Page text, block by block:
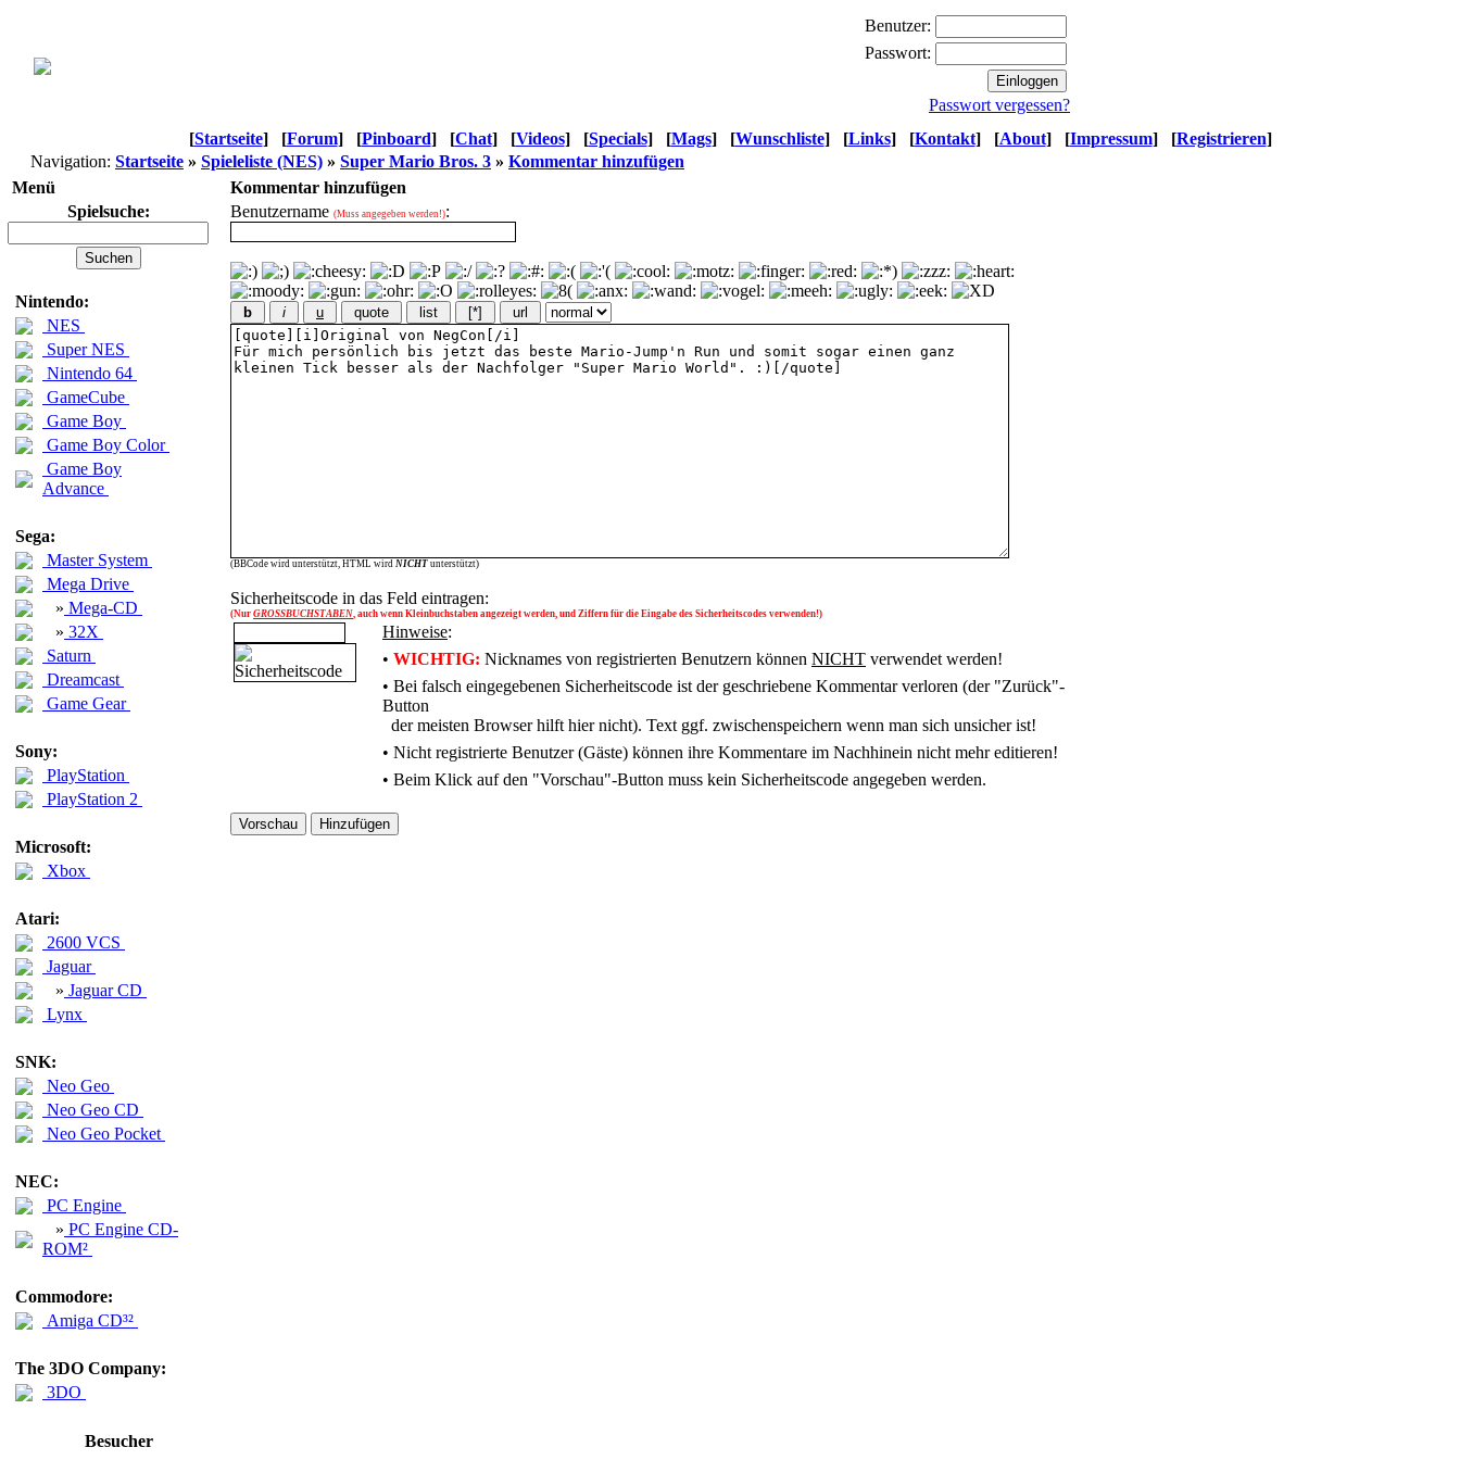
Benutzer:
Passwort:
Passwort vergessen?
[Startseite] [Forum] [Pinboard] [Chat] [Videos] [Specials] [Mags] [Wunschliste] [Links] [Kontakt] [About] [Impressum] [Registrieren]
Navigation: Startseite » Spieleliste (NES) » Super Mario Bros. 3 » Kommentar hinzufügen
Menü
Kommentar hinzufügen
Spielsuche:
Nintendo:
NES
Super NES
Nintendo 64
GameCube
Game Boy
Game Boy Color
Game Boy
Advance
Sega:
Master System
Mega Drive
» Mega-CD
» 32X
Saturn
Dreamcast
Game Gear
Sony:
PlayStation
PlayStation 2
Microsoft:
Xbox
Atari:
2600 VCS
Jaguar
» Jaguar CD
Lynx
SNK:
Neo Geo
Neo Geo CD
Neo Geo Pocket
NEC:
PC Engine
» PC Engine CD-
ROM²
Commodore:
Amiga CD³²
The 3DO Company:
3DO
Besucher
Benutzername (Muss angegeben werden!):
b i u quote list [*] url
(BBCode wird unterstützt, HTML wird NICHT unterstützt)
Sicherheitscode in das Feld eintragen:
(Nur GROSSBUCHSTABEN, auch wenn Kleinbuchstaben angezeigt werden, und Ziffern für die Eingabe des Sicherheitscodes verwenden!)
Hinweise:
• WICHTIG: Nicknames von registrierten Benutzern können NICHT verwendet werden!
• Bei falsch eingegebenen Sicherheitscode ist der geschriebene Kommentar verloren (der "Zurück"-
Button
der meisten Browser hilft hier nicht). Text ggf. zwischenspeichern wenn man sich unsicher ist!
• Nicht registrierte Benutzer (Gäste) können ihre Kommentare im Nachhinein nicht mehr editieren!
• Beim Klick auf den "Vorschau"-Button muss kein Sicherheitscode angegeben werden.